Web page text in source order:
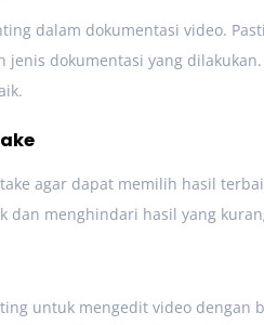
dalam dokumentasi video.
jenis dokumentasi yang
agar dapat memilih hasil
dan menghindari hasil yang
untuk mengedit video dengan